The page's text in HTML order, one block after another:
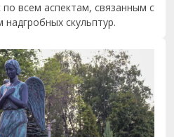
всем аспектам, связанным с
скульптур.